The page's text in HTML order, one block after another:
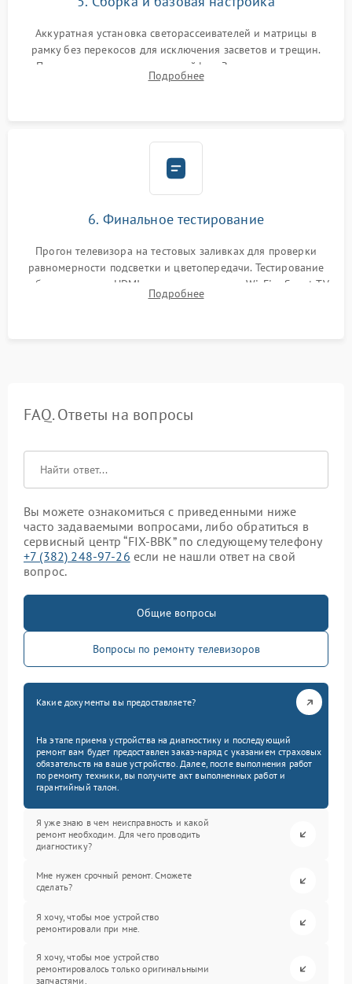
Аккуратная установка светорассеивателей и матрицы в
рамку без перекосов для исключения засветов и трещин.
Подключение внутренних шлейфов. Закрытие корпуса.
Сброс настроек и обновление программного обеспечения.
Подробнее
6. Финальное тестирование
Прогон телевизора на тестовых заливках для проверки
равномерности подсветки и цветопередачи. Тестирование
работы разъемов HDMI, динамиков, модуля Wi-Fi и Smart TV
в рабочем режиме в течение нескольких часов.
Подробнее
FAQ. Ответы на вопросы
Вы можете ознакомиться с приведенными ниже
часто задаваемыми вопросами, либо обратиться в
сервисный центр “FIX-BBK” по следующему телефону
+7 (382) 248-97-26 если не нашли ответ на свой
вопрос.
Общие вопросы
Вопросы по ремонту телевизоров
Какие документы вы предоставляете?
На этапе приема устройства на диагностику и последующий
ремонт вам будет предоставлен заказ-наряд с указанием страховых
обязательств на ваше устройство. Далее, после выполнения работ
по ремонту техники, вы получите акт выполненных работ и
гарантийный талон.
Я уже знаю в чем неисправность и какой
ремонт необходим. Для чего проводить
диагностику?
Мне нужен срочный ремонт. Сможете
сделать?
Я хочу, чтобы мое устройство
ремонтировали при мне.
Я хочу, чтобы мое устройство
ремонтировалось только оригинальными
запчастями.